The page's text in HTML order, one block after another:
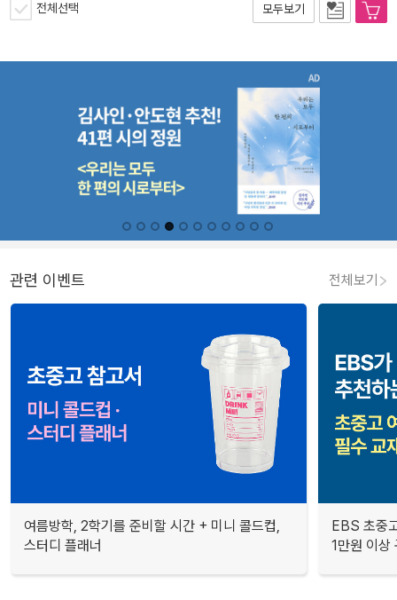
전체선택 모두보기
관련 이벤트 전체보기
여름방학, 2학기를 준비할 시간 + 미니 콜드컵,
스터디 플래너
EBS 초중
1만원 이상